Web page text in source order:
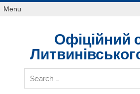
Skip
toMenu
Офіційний